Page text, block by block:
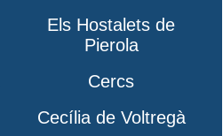
Els Hostalets de
Pierola
Cercs
Cecília de Voltregà